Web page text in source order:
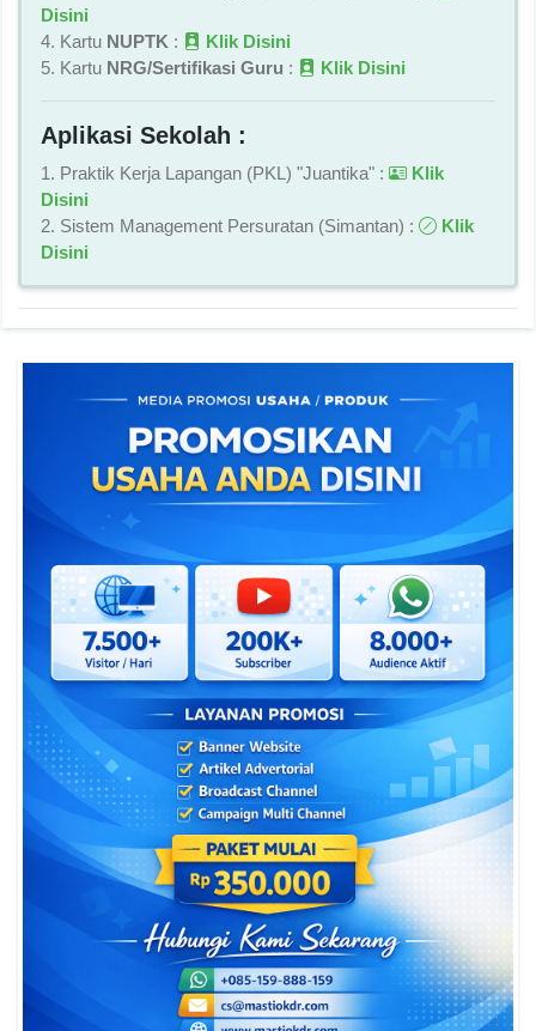
Disini
4. Kartu NUPTK :
Klik Disini
5. Kartu NRG/Sertifikasi Guru : Klik Disini
Aplikasi Sekolah :
1. Praktik Kerja Lapangan (PKL) "Juantika" :
Klik
Disini
2. Sistem Management Persuratan (Simantan) :
Klik
Disini